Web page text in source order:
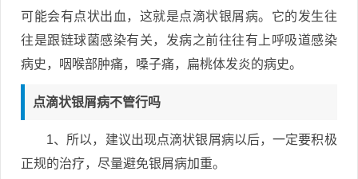
可能会有点状出血，这就是点滴状银屑病。它的发生往
往是跟链球菌感染有关，发病之前往往有上呼吸道感染
病史，咽喉部肿痛，嗓子痛，扁桃体发炎的病史。
点滴状银屑病不管行吗
1、所以，建议出现点滴状银屑病以后，一定要积极
正规的治疗，尽量避免银屑病加重。